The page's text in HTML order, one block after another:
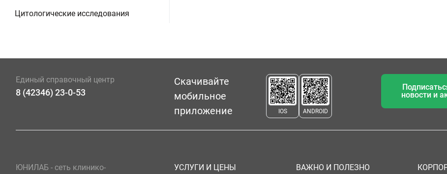
Цитологические исследования
Единый справочный центр
8 (42346) 23-0-53
Скачивайте
мобильное
приложение
IOS ANDROID
новости и
ЮНИЛАБ - сеть клинико-
УСЛУГИ И ЦЕНЫ ВАЖНО И ПОЛЕЗНО